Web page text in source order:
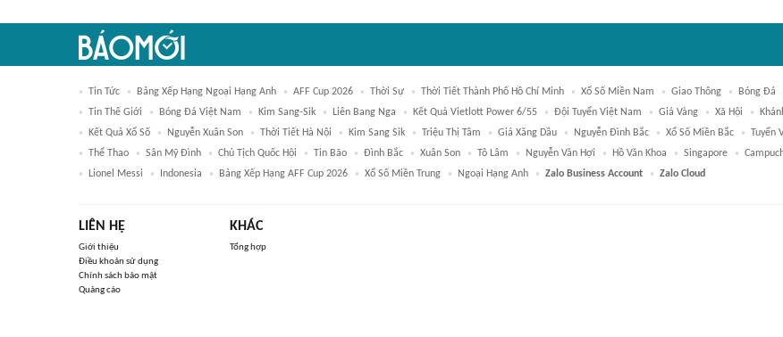
Tin Tức Bảng Xếp Hạng Ngoại Hạng Anh AFF Cup 2026 Thời Sự Thời Tiết Thành Phố Hồ Chí Minh Xổ Số Miền Nam Giao Thông Bóng Đá
Tin Thế Giới
Bóng Đá Việt Nam Kim Sang-Sik Liên Bang Nga Kết Quả Vietlott Power 6/55 Đội Tuyển Việt Nam Giá Vàng Xã Hội
Kết Quả Xổ Số
Nguyễn Xuân Son Thời Tiết Hà Nội Kim Sang Sik Triệu Thị Tâm Giá Xăng Dầu Nguyễn Đình Bắc Xổ Số Miền Bắc Tuyển
Thể Thao
Sân Mỹ Đình Chủ Tịch Quốc Hội Tin Bão Đình Bắc Xuân Son Tô Lâm Nguyễn Văn Hợi Hồ Văn Khoa Singapore
Lionel Messi
Indonesia Bảng Xếp Hạng AFF Cup 2026 Xổ Số Miền Trung Ngoại Hạng Anh Zalo Business Account Zalo Cloud
LIÊN HỆ
Giới thiệu
Điều khoản sử dụng
Chính sách bảo mật
Quảng cáo
KHÁC
Tổng hợp